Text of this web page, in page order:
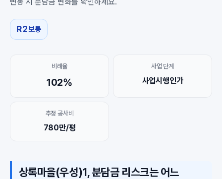
R2보통
비례율
102%
사업 단계
사업시행인가
추정 공사비
780만/평
상록마을(우성)1, 분담금 리스크는 어느